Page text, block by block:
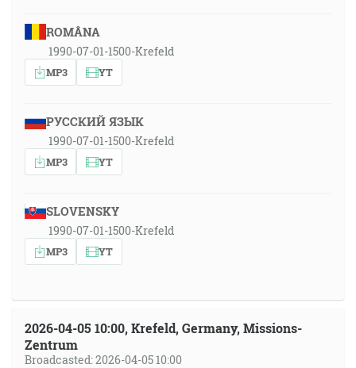
ROMÂNA
1990-07-01-1500-Krefeld
MP3 YT
РУССКИЙ ЯЗЫК
1990-07-01-1500-Krefeld
MP3 YT
SLOVENSKY
1990-07-01-1500-Krefeld
MP3 YT
2026-04-05 10:00, Krefeld, Germany, Missions-
Zentrum
Broadcasted: 2026-04-05 10:00